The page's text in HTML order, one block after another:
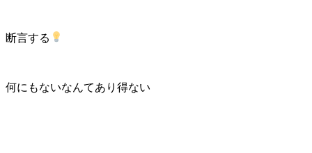
断言する
何にもないなんてあり得ない